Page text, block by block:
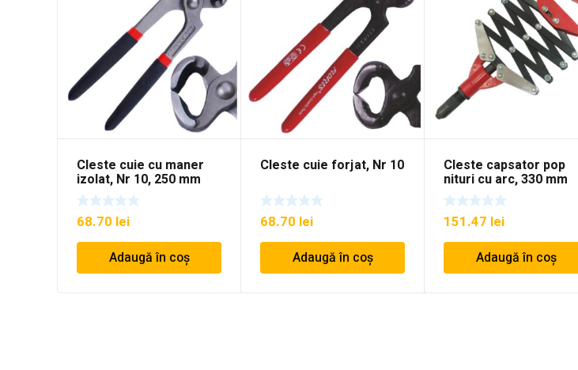
Cleste cuie cu maner
izolat, Nr 10, 250 mm
68.70 lei
Adaugă în coș
Cleste cuie forjat, Nr 10
68.70 lei
Adaugă în coș
Cleste capsator pop
nituri cu arc, 330 mm
151.47 lei
Adaugă în coș